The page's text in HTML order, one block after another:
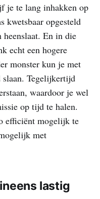
je te lang inhakken op
kwetsbaar opgesteld
heenslaat. En in die
echt een hogere
monster kun je met
slaan. Tegelijkertijd
waardoor je wel
op tijd te halen.
efficiënt mogelijk te
met
lastig